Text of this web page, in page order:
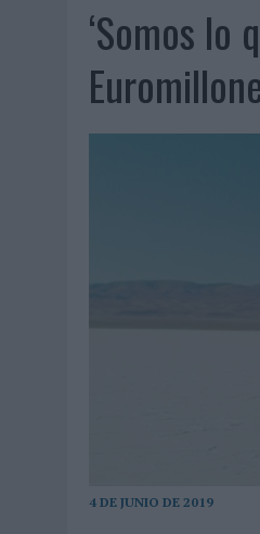
07/08/2026
PATRÓN
07/08/2026 |
EL
07/08/2026
VUELING
SIETE DE
LA
EL USO DE
SYSTEM1
FRIGO Y
LA IA ESTÁ
FABRA
LOPESAN
‘Somos lo
4 DE JUNIO DE 2019